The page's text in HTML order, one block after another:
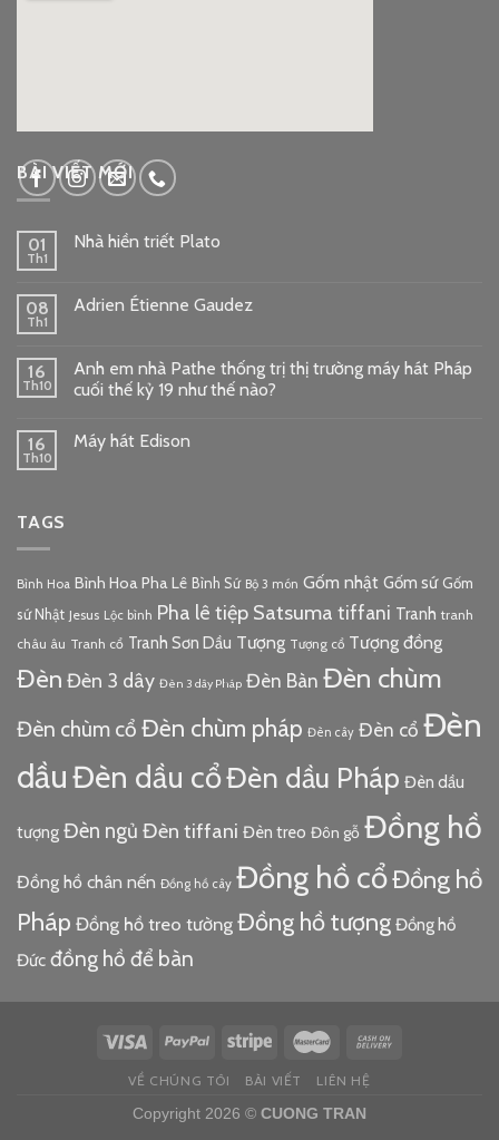
BÀI VIẾT MỚI
01
Th1
Nhà hiền triết Plato
08
Th1
Adrien Étienne Gaudez
16
Th10
Anh em nhà Pathe thống trị thị trường máy hát Pháp
cuối thế kỷ 19 như thế nào?
16
Th10
Máy hát Edison
TAGS
Bình Hoa Bình Hoa Pha Lê Bình Sứ Bộ 3 món Gốm nhật Gốm sứ Gốm
sứ Nhật Jesus Lộc bình Pha lê tiệp Satsuma tiffani Tranh tranh
châu âu Tranh cổ Tranh Sơn Dầu Tượng Tượng cổ Tượng đồng
Đèn Đèn 3 dây Đèn 3 dây Pháp Đèn Bàn Đèn chùm
Đèn chùm cổ Đèn chùm pháp Đèn cây Đèn cổ Đèn
dầuĐèn dầu cổĐèn dầu Pháp Đèn dầu
tượng Đèn ngủ Đèn tiffani Đèn treo Đôn gỗ Đồng hồ
Đồng hồ chân nến Đồng hồ cây Đồng hồ cổĐồng hồ
Pháp Đồng hồ treo tường Đồng hồ tượng Đồng hồ
Đức đồng hồ để bàn
VỀ CHÚNG TÔI BÀI VIẾT LIÊN HỆ
Copyright 2026 © CUONG TRAN